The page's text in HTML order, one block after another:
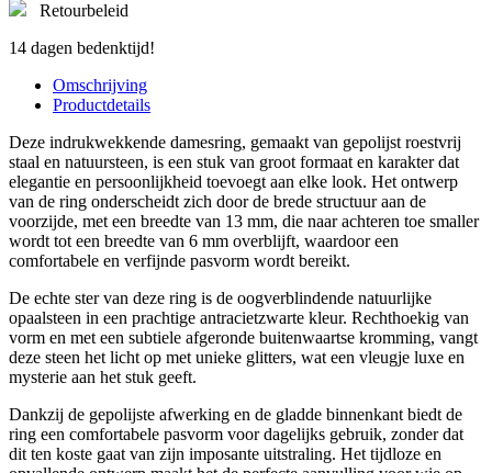
Retourbeleid
14 dagen bedenktijd!
Omschrijving
Productdetails
Deze indrukwekkende damesring, gemaakt van gepolijst roestvrij
staal en natuursteen, is een stuk van groot formaat en karakter dat
elegantie en persoonlijkheid toevoegt aan elke look. Het ontwerp
van de ring onderscheidt zich door de brede structuur aan de
voorzijde, met een breedte van 13 mm, die naar achteren toe smaller
wordt tot een breedte van 6 mm overblijft, waardoor een
comfortabele en verfijnde pasvorm wordt bereikt.
De echte ster van deze ring is de oogverblindende natuurlijke
opaalsteen in een prachtige antracietzwarte kleur. Rechthoekig van
vorm en met een subtiele afgeronde buitenwaartse kromming, vangt
deze steen het licht op met unieke glitters, wat een vleugje luxe en
mysterie aan het stuk geeft.
Dankzij de gepolijste afwerking en de gladde binnenkant biedt de
ring een comfortabele pasvorm voor dagelijks gebruik, zonder dat
dit ten koste gaat van zijn imposante uitstraling. Het tijdloze en